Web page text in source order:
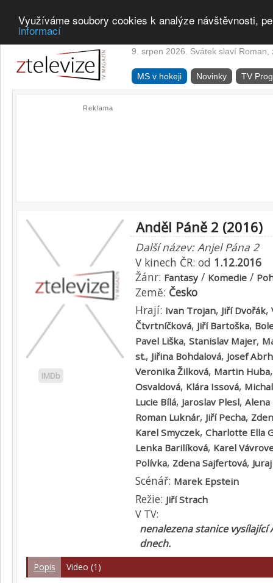
Využíváme soubory cookies k analýze návštěvnosti,
informací
9. srpen 2026. Svátek slaví Roman,
MS v hokeji Novinky TV
Reklama
IMDb
Anděl Páně 2 (2016)
Další název: Anjel Pána 2
V kinech ČR: od 1.12.2016
Žánr: Fantasy/ Komedie /
Země: Česko
Hrají: Ivan Trojan, Jiří Dvořák,
Čtvrtníčková, Jiří Bartoška,
Pavel Liška, Stanislav Majer,
st., Jiřina Bohdalová, Josef
Veronika Žilková, Martin Huba
Osvaldová, Klára Issová,
Lucie Bílá, Jaroslav Plesl, Alena
Roman Luknár, Jiří Pecha,
Karel Smyczek, Charlotte Ella
Lenka Barilíková, Karel
Polívka, Zdena Sajfertová,
Scénář: Marek Epstein
Režie: Jiří Strach
V TV:
nenalezena stanice vysílající
dnech.
Popis Video (1)